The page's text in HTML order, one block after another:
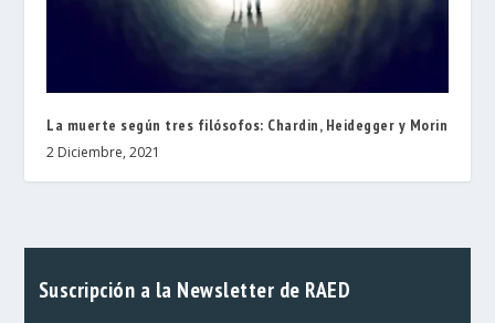
La muerte según tres filósofos: Chardin, Heidegger y Morin
2 Diciembre, 2021
Suscripción a la Newsletter de RAED